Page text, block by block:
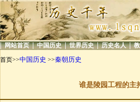
| 网站首页 | 中国历史 | 世界历史 | 历史名人 |
首页>>中国历史 >>秦朝历史
谁是陵园工程的主